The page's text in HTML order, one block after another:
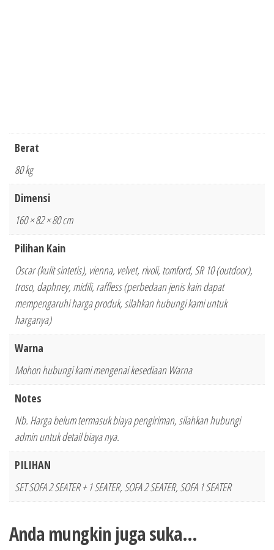
Berat
80 kg
Dimensi
160 × 82 × 80 cm
Pilihan Kain
Oscar (kulit sintetis), vienna, velvet, rivoli, tomford, SR 10 (outdoor),
troso, daphney, midili, raffless (perbedaan jenis kain dapat
mempengaruhi harga produk, silahkan hubungi kami untuk
harganya)
Warna
Mohon hubungi kami mengenai kesediaan Warna
Notes
Nb. Harga belum termasuk biaya pengiriman, silahkan hubungi
admin untuk detail biaya nya.
PILIHAN
SET SOFA 2 SEATER + 1 SEATER, SOFA 2 SEATER, SOFA 1 SEATER
Anda mungkin juga suka…